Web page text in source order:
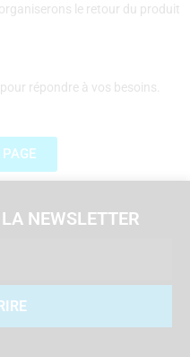
le retour du produit
répondre à vos besoins.
NEWSLETTER